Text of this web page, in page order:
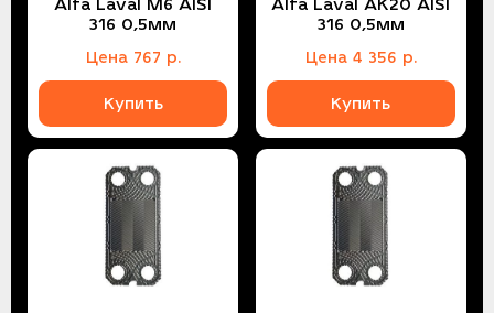
Alfa Laval M6 AISI
316 0,5мм
Цена 767 р.
Купить
Alfa Laval AK20 AISI
316 0,5мм
Цена 4 356 р.
Купить